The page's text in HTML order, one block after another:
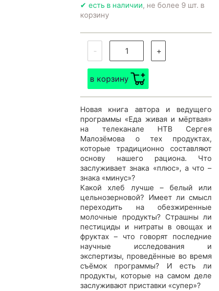
✔ есть в наличии, не более 9 шт. в
корзину
- +
в корзину
Новая книга автора и ведущего
программы «Еда живая и мёртвая»
на телеканале НТВ Сергея
Малозёмова о тех продуктах,
которые традиционно составляют
основу нашего рациона. Что
заслуживает знака «плюс», а что –
знака «минус»?
Какой хлеб лучше – белый или
цельнозерновой? Имеет ли смысл
переходить на обезжиренные
молочные продукты? Страшны ли
пестициды и нитраты в овощах и
фруктах – что говорят последние
научные исследования и
экспертизы, проведённые во время
съёмок программы? И есть ли
продукты, которые на самом деле
заслуживают приставки «супер»?